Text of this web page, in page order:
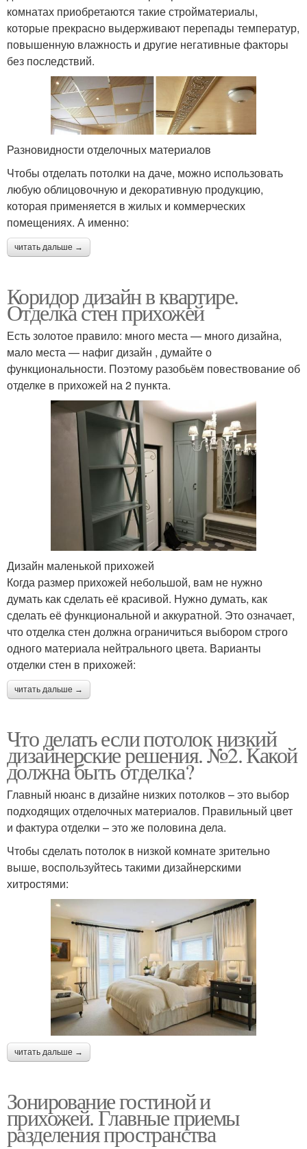
комнатах приобретаются такие стройматериалы,
которые прекрасно выдерживают перепады температур,
повышенную влажность и другие негативные факторы
без последствий.
Разновидности отделочных материалов
Чтобы отделать потолки на даче, можно использовать
любую облицовочную и декоративную продукцию,
которая применяется в жилых и коммерческих
помещениях. А именно:
читать дальше →
Коридор дизайн в квартире.
Отделка стен прихожей
Есть золотое правило: много места — много дизайна,
мало места — нафиг дизайн , думайте о
функциональности. Поэтому разобьём повествование об
отделке в прихожей на 2 пункта.
Дизайн маленькой прихожей
Когда размер прихожей небольшой, вам не нужно
думать как сделать её красивой. Нужно думать, как
сделать её функциональной и аккуратной. Это означает,
что отделка стен должна ограничиться выбором строго
одного материала нейтрального цвета. Варианты
отделки стен в прихожей:
читать дальше →
Что делать если потолок низкий
дизайнерские решения. №2. Какой
должна быть отделка?
Главный нюанс в дизайне низких потолков – это выбор
подходящих отделочных материалов. Правильный цвет
и фактура отделки – это же половина дела.
Чтобы сделать потолок в низкой комнате зрительно
выше, воспользуйтесь такими дизайнерскими
хитростями:
читать дальше →
Зонирование гостиной и
прихожей. Главные приемы
разделения пространства